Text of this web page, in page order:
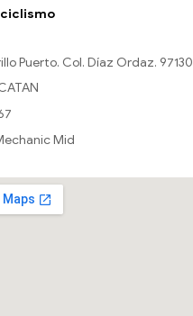
Puerto. Col. Díaz Ordaz. 97130
Mid